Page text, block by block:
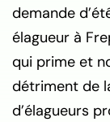
demande
élagueur à
qui prime et
détriment de
d’élagueurs